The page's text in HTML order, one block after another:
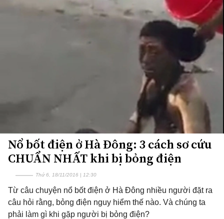
Nổ bốt điện ở Hà Đông: 3 cách sơ cứu
CHUẨN NHẤT khi bị bỏng điện
Thứ 6, 18/11/2016 | 12:30
Từ câu chuyện nổ bốt điện ở Hà Đông nhiều người đặt ra
câu hỏi rằng, bỏng điện nguy hiểm thế nào. Và chúng ta
phải làm gì khi gặp người bị bỏng điện?